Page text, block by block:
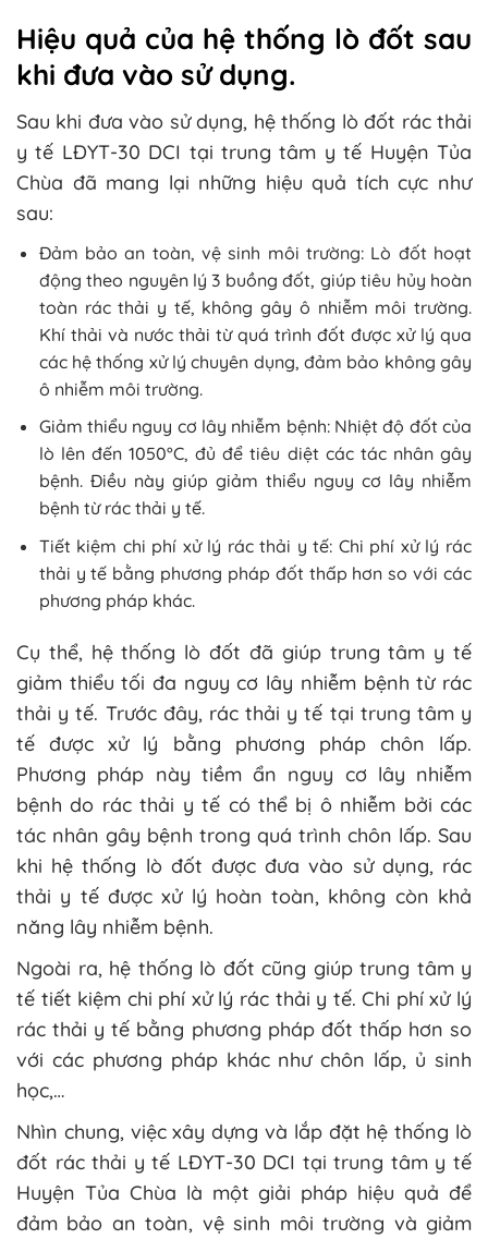
Hiệu quả của hệ thống lò đốt sau
khi đưa vào sử dụng.
Sau khi đưa vào sử dụng, hệ thống lò đốt rác thải
y tế LĐYT-30 DCI tại trung tâm y tế Huyện Tủa
Chùa đã mang lại những hiệu quả tích cực như
sau:
Đảm bảo an toàn, vệ sinh môi trường: Lò đốt hoạt
động theo nguyên lý 3 buồng đốt, giúp tiêu hủy hoàn
toàn rác thải y tế, không gây ô nhiễm môi trường.
Khí thải và nước thải từ quá trình đốt được xử lý qua
các hệ thống xử lý chuyên dụng, đảm bảo không gây
ô nhiễm môi trường.
Giảm thiểu nguy cơ lây nhiễm bệnh: Nhiệt độ đốt của
lò lên đến 1050°C, đủ để tiêu diệt các tác nhân gây
bệnh. Điều này giúp giảm thiểu nguy cơ lây nhiễm
bệnh từ rác thải y tế.
Tiết kiệm chi phí xử lý rác thải y tế: Chi phí xử lý rác
thải y tế bằng phương pháp đốt thấp hơn so với các
phương pháp khác.
Cụ thể, hệ thống lò đốt đã giúp trung tâm y tế
giảm thiểu tối đa nguy cơ lây nhiễm bệnh từ rác
thải y tế. Trước đây, rác thải y tế tại trung tâm y
tế được xử lý bằng phương pháp chôn lấp.
Phương pháp này tiềm ẩn nguy cơ lây nhiễm
bệnh do rác thải y tế có thể bị ô nhiễm bởi các
tác nhân gây bệnh trong quá trình chôn lấp. Sau
khi hệ thống lò đốt được đưa vào sử dụng, rác
thải y tế được xử lý hoàn toàn, không còn khả
năng lây nhiễm bệnh.
Ngoài ra, hệ thống lò đốt cũng giúp trung tâm y
tế tiết kiệm chi phí xử lý rác thải y tế. Chi phí xử lý
rác thải y tế bằng phương pháp đốt thấp hơn so
với các phương pháp khác như chôn lấp, ủ sinh
học,…
Nhìn chung, việc xây dựng và lắp đặt hệ thống lò
đốt rác thải y tế LĐYT-30 DCI tại trung tâm y tế
Huyện Tủa Chùa là một giải pháp hiệu quả để
đảm bảo an toàn, vệ sinh môi trường và giảm